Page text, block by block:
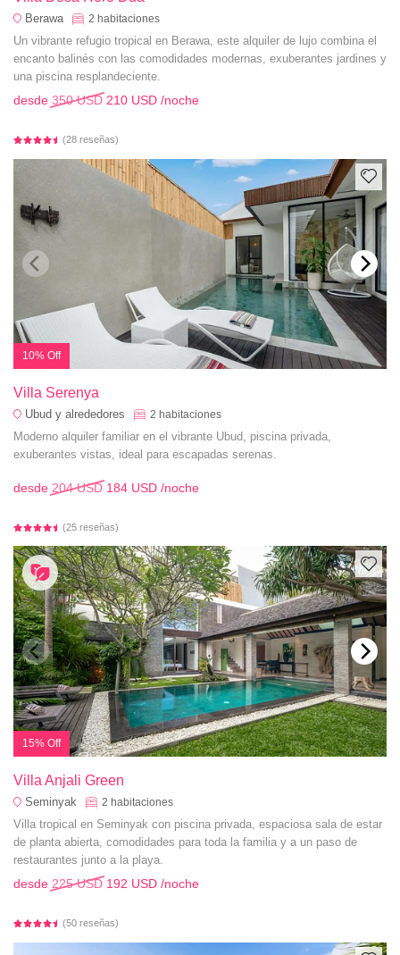
Berawa 2 habitaciones
Un vibrante refugio tropical en Berawa, este alquiler de lujo combina el
encanto balinés con las comodidades modernas, exuberantes jardines y
una piscina resplandeciente.
desde 350 USD 210 USD /noche
(28 reseñas)
10% Off
Villa Serenya
Ubud y alrededores 2 habitaciones
Moderno alquiler familiar en el vibrante Ubud, piscina privada,
exuberantes vistas, ideal para escapadas serenas.
desde 204 USD 184 USD /noche
(25 reseñas)
15% Off
Villa Anjali Green
Seminyak 2 habitaciones
Villa tropical en Seminyak con piscina privada, espaciosa sala de estar
de planta abierta, comodidades para toda la familia y a un paso de
restaurantes junto a la playa.
desde 225 USD 192 USD /noche
(50 reseñas)